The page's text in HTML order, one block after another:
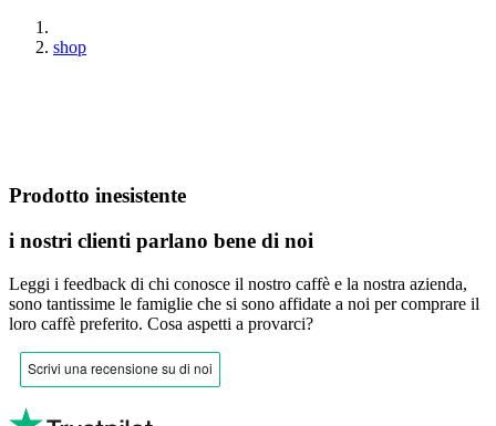
shop
Prodotto inesistente
i nostri clienti parlano bene di noi
Leggi i feedback di chi conosce il nostro caffè e la nostra azienda,
sono tantissime le famiglie che si sono affidate a noi per comprare il
loro caffè preferito. Cosa aspetti a provarci?